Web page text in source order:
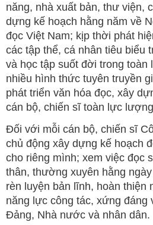
năng, nhà xuất bản, thư viện,
dựng kế hoạch hằng năm về
đọc Việt Nam; kịp thời phát
các tập thể, cá nhân tiêu biểu
và học tập suốt đời trong
nhiều hình thức tuyên truyền
phát triển văn hóa đọc, xây
cán bộ, chiến sĩ toàn lực
Đối với mỗi cán bộ, chiến sĩ
chủ động xây dựng kế hoạch
cho riêng mình; xem việc đọc
thân, thường xuyên hằng
rèn luyện bản lĩnh, hoàn thiện
năng lực công tác, xứng đáng
Đảng, Nhà nước và nhân dân.